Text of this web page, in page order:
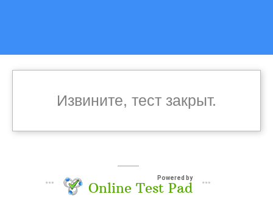
Извините, тест закрыт.
Powered by
Online Test Pad